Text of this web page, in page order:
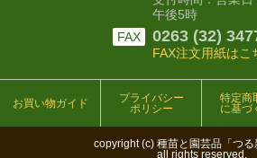
午後5時
FAX
0263 (32)
FAX注文用紙はこ
お買い物ガイド
プライバシー
ポリシー
特定商
に基づ
copyright (c) 種苗と園芸品「つる
all rights reserved.